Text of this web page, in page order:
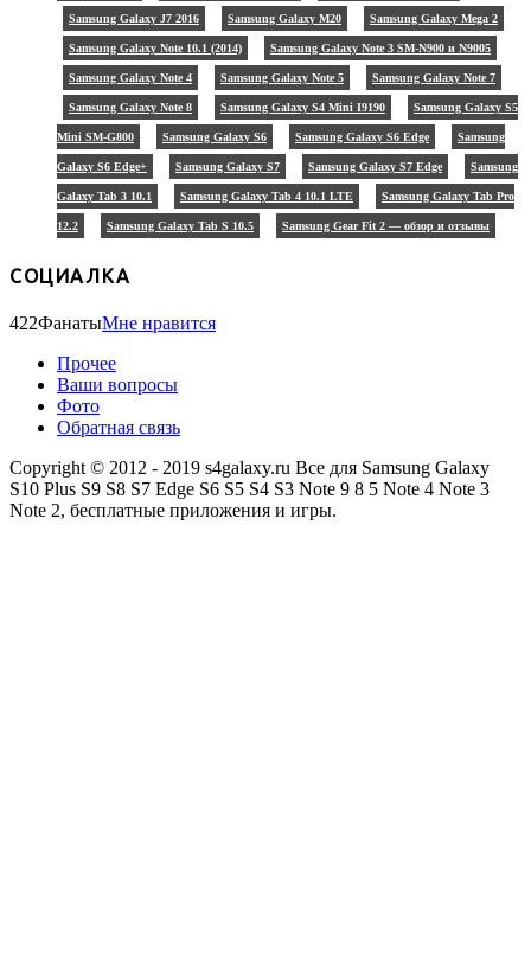
Samsung Galaxy J7 2016 Samsung Galaxy M20 Samsung Galaxy Mega 2
Samsung Galaxy Note 10.1 (2014) Samsung Galaxy Note 3 SM-N900 и N9005
Samsung Galaxy Note 4 Samsung Galaxy Note 5 Samsung Galaxy Note 7
Samsung Galaxy Note 8 Samsung Galaxy S4 Mini I9190 Samsung Galaxy S5
Mini SM-G800 Samsung Galaxy S6 Samsung Galaxy S6 Edge Samsung
Galaxy S6 Edge+ Samsung Galaxy S7 Samsung Galaxy S7 Edge Samsung
Galaxy Tab 3 10.1 Samsung Galaxy Tab 4 10.1 LTE Samsung Galaxy Tab Pro
12.2 Samsung Galaxy Tab S 10.5 Samsung Gear Fit 2 — обзор и отзывы
СОЦИАЛКА
422ФанатыМне нравится
Прочее
Ваши вопросы
Фото
Обратная связь
Copyright © 2012 - 2019 s4galaxy.ru Все для Samsung Galaxy
S10 Plus S9 S8 S7 Edge S6 S5 S4 S3 Note 9 8 5 Note 4 Note 3
Note 2, бесплатные приложения и игры.